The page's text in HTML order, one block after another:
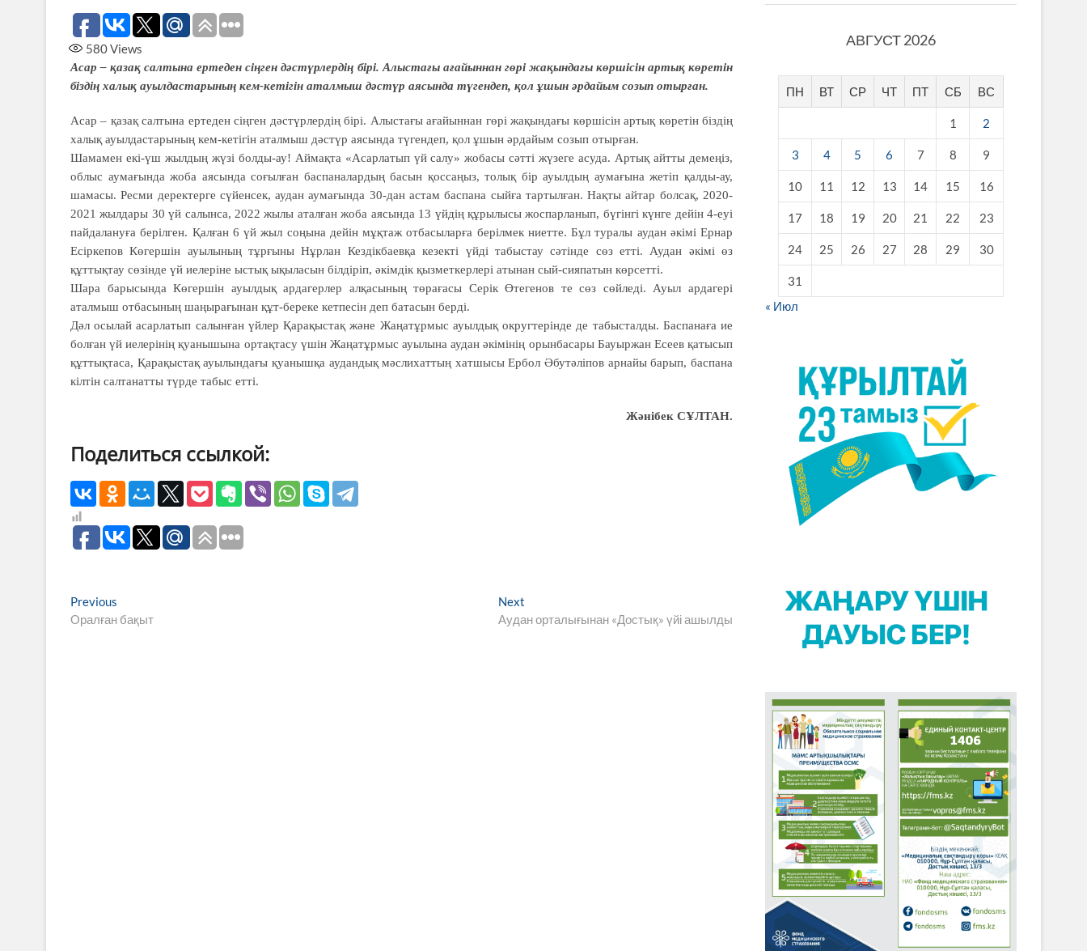
580Views
Асар – қазақ салтына ертеден сіңген дәстүрлердің бірі. Алыстағы ағайыннан гөрі жақындағы көршісін артық көретін
біздің халық ауылдастарының кем-кетігін аталмыш дәстүр аясында түгендеп, қол ұшын әрдайым созып отырған.
Асар – қазақ салтына ертеден сіңген дәстүрлердің бірі. Алыстағы ағайыннан гөрі жақындағы көршісін артық көретін біздің
халық ауылдастарының кем-кетігін аталмыш дәстүр аясында түгендеп, қол ұшын әрдайым созып отырған.
Шамамен екі-үш жылдың жүзі болды-ау! Аймақта «Асарлатып үй салу» жобасы сәтті жүзеге асуда. Артық айтты демеңіз,
облыс аумағында жоба аясында соғылған баспаналардың басын қоссаңыз, толық бір ауылдың аумағына жетіп қалды-ау,
шамасы. Ресми деректерге сүйенсек, аудан аумағында 30-дан астам баспана сыйға тартылған. Нақты айтар болсақ, 2020-
2021 жылдары 30 үй салынса, 2022 жылы аталған жоба аясында 13 үйдің құрылысы жоспарланып, бүгінгі күнге дейін 4-еуі
пайдалануға берілген. Қалған 6 үй жыл соңына дейін мұқтаж отбасыларға берілмек ниетте. Бұл туралы аудан әкімі Ернар
Есіркепов Көгершін ауылының тұрғыны Нұрлан Кездікбаевқа кезекті үйді табыстау сәтінде сөз етті. Аудан әкімі өз
құттықтау сөзінде үй иелеріне ыстық ықыласын білдіріп, әкімдік қызметкерлері атынан сый-сияпатын көрсетті.
Шара барысында Көгершін ауылдық ардагерлер алқасының төрағасы Серік Өтегенов те сөз сөйледі. Ауыл ардагері
аталмыш отбасының шаңырағынан құт-береке кетпесін деп батасын берді.
Дәл осылай асарлатып салынған үйлер Қарақыстақ және Жаңатұрмыс ауылдық округтерінде де табысталды. Баспанаға ие
болған үй иелерінің қуанышына ортақтасу үшін Жаңатұрмыс ауылына аудан әкімінің орынбасары Бауыржан Есеев қатысып
құттықтаса, Қарақыстақ ауылындағы қуанышқа аудандық мәслихаттың хатшысы Ербол Әбутәліпов арнайы барып, баспана
кілтін салтанатты түрде табыс етті.
Жәнібек СҰЛТАН.
Поделиться ссылкой:
Навигация
по
Previous
post:
Оралған бақыт
Next
post:
Аудан орталығынан «Достық» үйі ашылды
АВГУСТ 2026
ПН ВТ СР ЧТ ПТ СБ ВС
1 2
3 4 5 6 7 8 9
10 11 12 13 14 15 16
17 18 19 20 21 22 23
24 25 26 27 28 29 30
31
« Июл